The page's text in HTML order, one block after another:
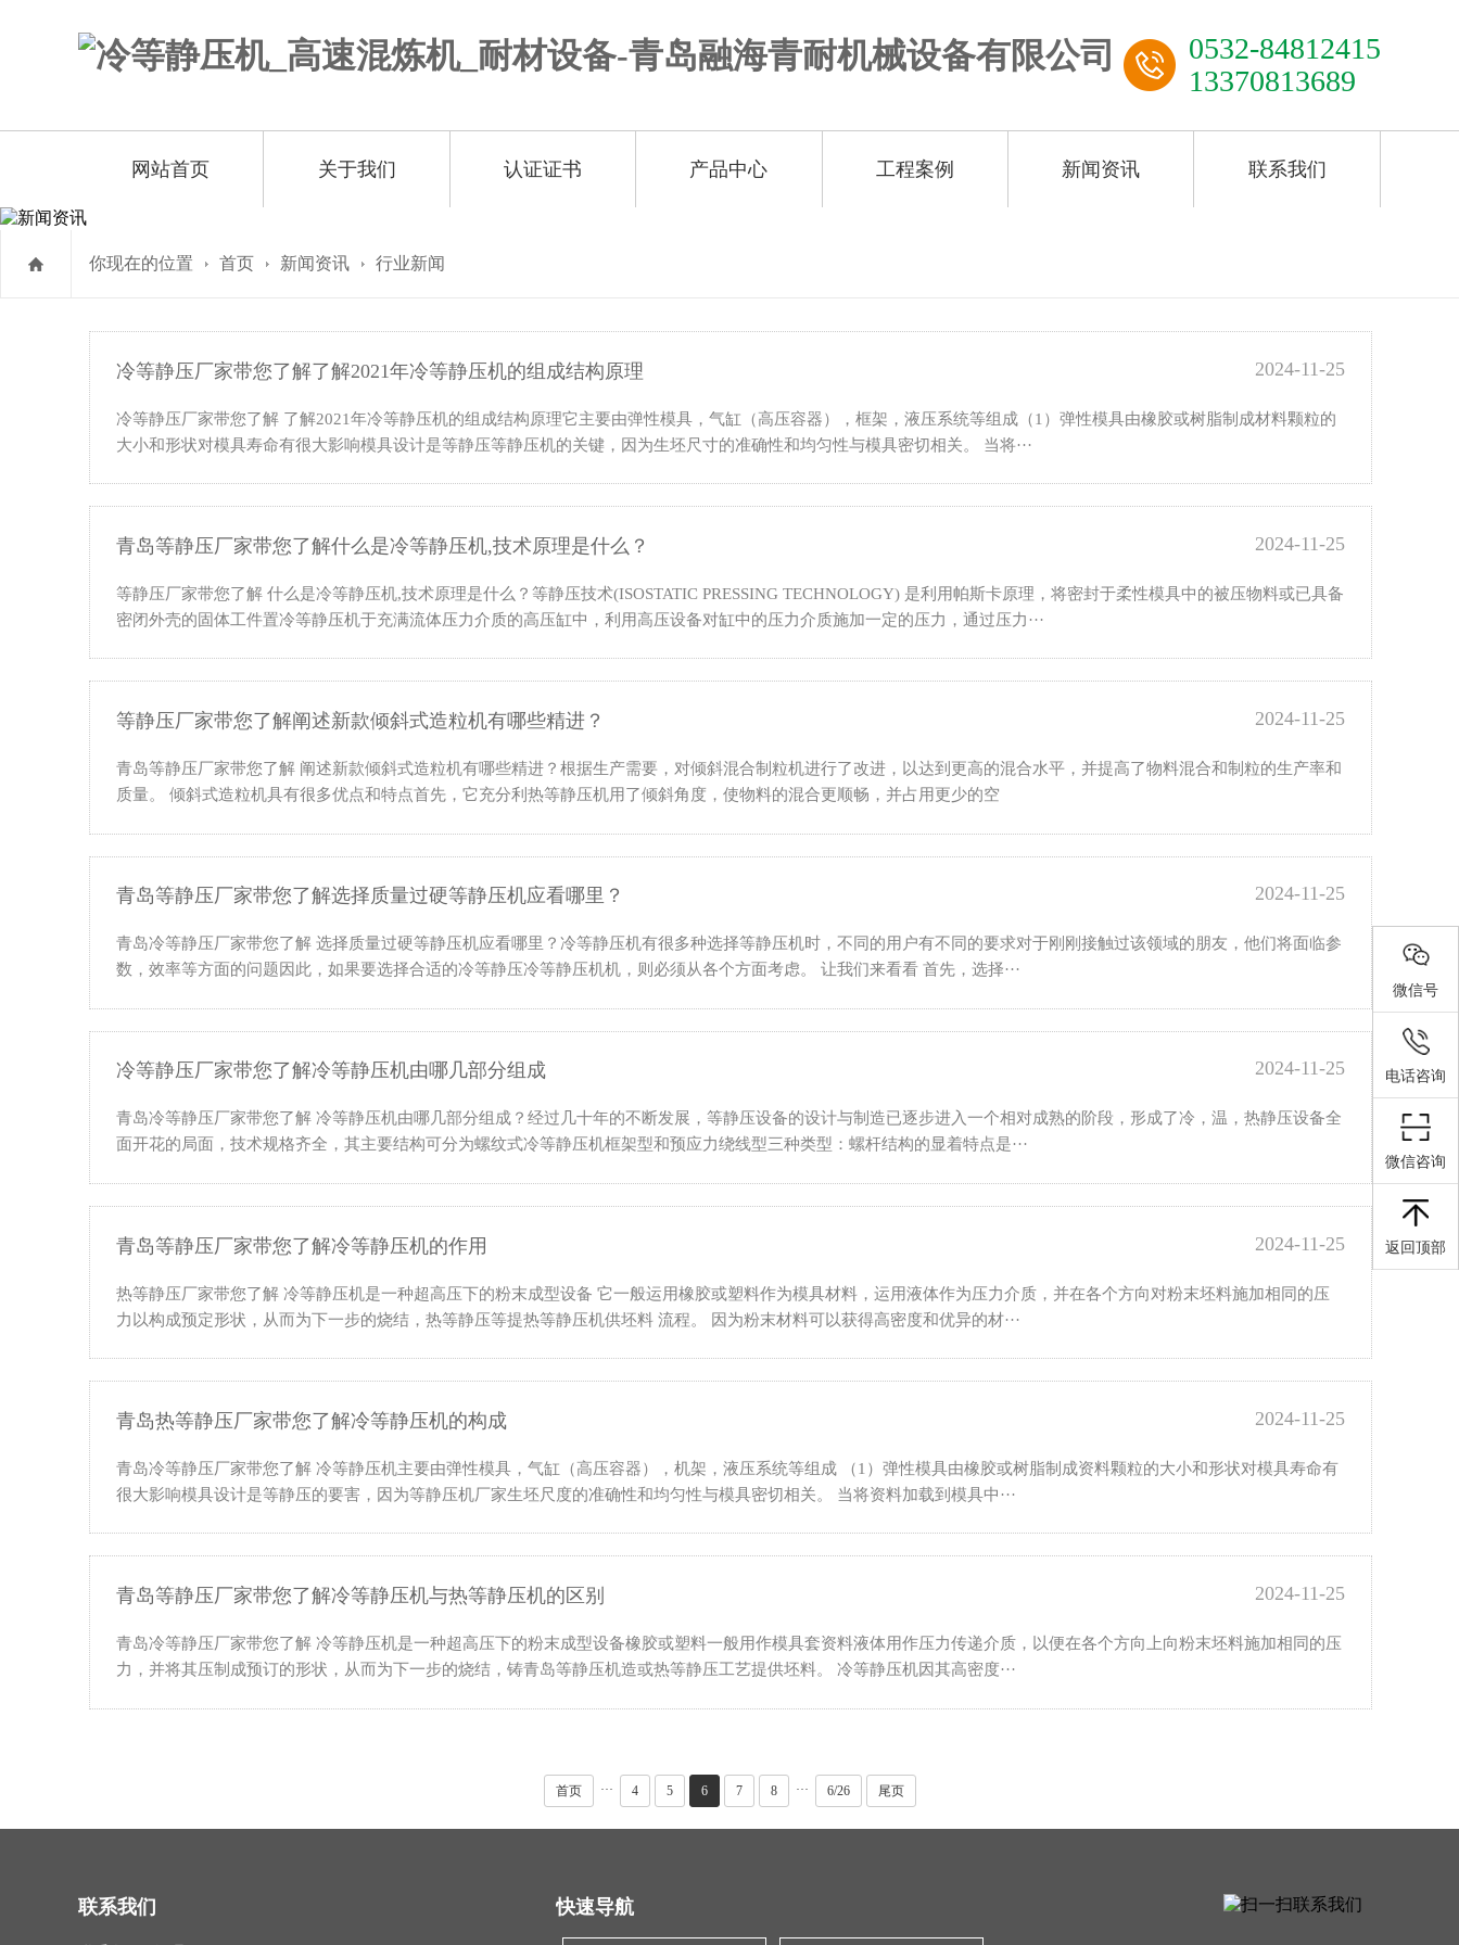
0532-84812415
13370813689
网站首页 关于我们 认证证书 产品中心 工程案例 新闻资讯 联系我们
你现在的位置 首页 新闻资讯 行业新闻
2024-11-25
冷等静压厂家带您了解了解2021年冷等静压机的组成结构原理
冷等静压厂家带您了解 了解2021年冷等静压机的组成结构原理它主要由弹性模具，气缸（高压容器），框架，液压系统等组成（1）弹性模具由橡胶或树脂制成材料颗粒的
大小和形状对模具寿命有很大影响模具设计是等静压等静压机的关键，因为生坯尺寸的准确性和均匀性与模具密切相关。 当将···
2024-11-25
青岛等静压厂家带您了解什么是冷等静压机,技术原理是什么？
等静压厂家带您了解 什么是冷等静压机,技术原理是什么？等静压技术(ISOSTATIC PRESSING TECHNOLOGY) 是利用帕斯卡原理，将密封于柔性模具中的被压物料或已具备
密闭外壳的固体工件置冷等静压机于充满流体压力介质的高压缸中，利用高压设备对缸中的压力介质施加一定的压力，通过压力···
2024-11-25
等静压厂家带您了解阐述新款倾斜式造粒机有哪些精进？
青岛等静压厂家带您了解 阐述新款倾斜式造粒机有哪些精进？根据生产需要，对倾斜混合制粒机进行了改进，以达到更高的混合水平，并提高了物料混合和制粒的生产率和
质量。 倾斜式造粒机具有很多优点和特点首先，它充分利热等静压机用了倾斜角度，使物料的混合更顺畅，并占用更少的空
2024-11-25
青岛等静压厂家带您了解选择质量过硬等静压机应看哪里？
青岛冷等静压厂家带您了解 选择质量过硬等静压机应看哪里？冷等静压机有很多种选择等静压机时，不同的用户有不同的要求对于刚刚接触过该领域的朋友，他们将面临参
数，效率等方面的问题因此，如果要选择合适的冷等静压冷等静压机机，则必须从各个方面考虑。 让我们来看看 首先，选择···
2024-11-25
冷等静压厂家带您了解冷等静压机由哪几部分组成
青岛冷等静压厂家带您了解 冷等静压机由哪几部分组成？经过几十年的不断发展，等静压设备的设计与制造已逐步进入一个相对成熟的阶段，形成了冷，温，热静压设备全
面开花的局面，技术规格齐全，其主要结构可分为螺纹式冷等静压机框架型和预应力绕线型三种类型：螺杆结构的显着特点是···
2024-11-25
青岛等静压厂家带您了解冷等静压机的作用
热等静压厂家带您了解 冷等静压机是一种超高压下的粉末成型设备 它一般运用橡胶或塑料作为模具材料，运用液体作为压力介质，并在各个方向对粉末坯料施加相同的压
力以构成预定形状，从而为下一步的烧结，热等静压等提热等静压机供坯料 流程。 因为粉末材料可以获得高密度和优异的材···
2024-11-25
青岛热等静压厂家带您了解冷等静压机的构成
青岛冷等静压厂家带您了解 冷等静压机主要由弹性模具，气缸（高压容器），机架，液压系统等组成 （1）弹性模具由橡胶或树脂制成资料颗粒的大小和形状对模具寿命有
很大影响模具设计是等静压的要害，因为等静压机厂家生坯尺度的准确性和均匀性与模具密切相关。 当将资料加载到模具中···
2024-11-25
青岛等静压厂家带您了解冷等静压机与热等静压机的区别
青岛冷等静压厂家带您了解 冷等静压机是一种超高压下的粉末成型设备橡胶或塑料一般用作模具套资料液体用作压力传递介质，以便在各个方向上向粉末坯料施加相同的压
力，并将其压制成预订的形状，从而为下一步的烧结，铸青岛等静压机造或热等静压工艺提供坯料。 冷等静压机因其高密度···
首页 ··· 4 5 6 7 8 ··· 6/26 尾页
联系我们 快速导航
微信号
电话咨询
微信咨询
返回顶部